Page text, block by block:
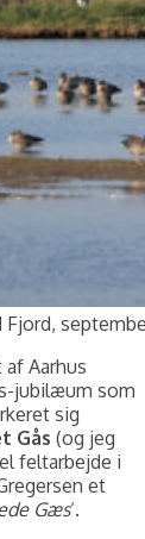
Aarhus
jubilæum som
sig
Gås (og jeg
feltarbejde i
et
Gæs‘.